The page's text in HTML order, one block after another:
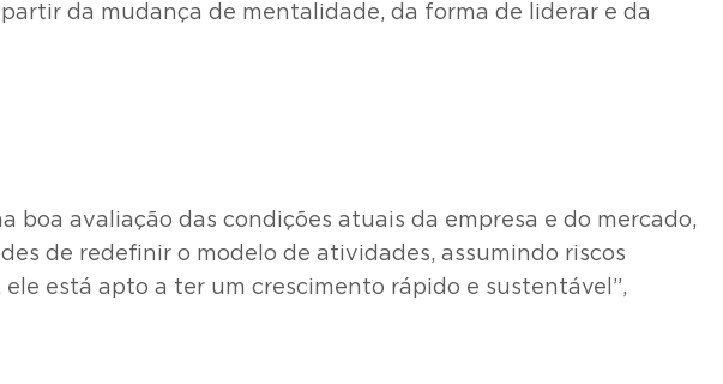
da mudança de mentalidade, da forma de liderar e da
boa avaliação das condições atuais da empresa e do mercado,
de redefinir o modelo de atividades, assumindo riscos
está apto a ter um crescimento rápido e sustentável”,